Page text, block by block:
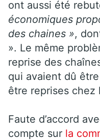
ont aussi été
économiques
des chaines »,
». Le même
reprise des
qui avaient dû
être reprises chez
Faute d’accord
compte sur la